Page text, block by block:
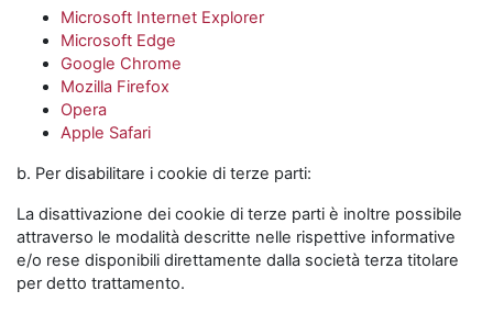
Microsoft Internet Explorer
Microsoft Edge
Google Chrome
Mozilla Firefox
Opera
Apple Safari
b. Per disabilitare i cookie di terze parti:
La disattivazione dei cookie di terze parti è inoltre possibile
attraverso le modalità descritte nelle rispettive informative
e/o rese disponibili direttamente dalla società terza titolare
per detto trattamento.